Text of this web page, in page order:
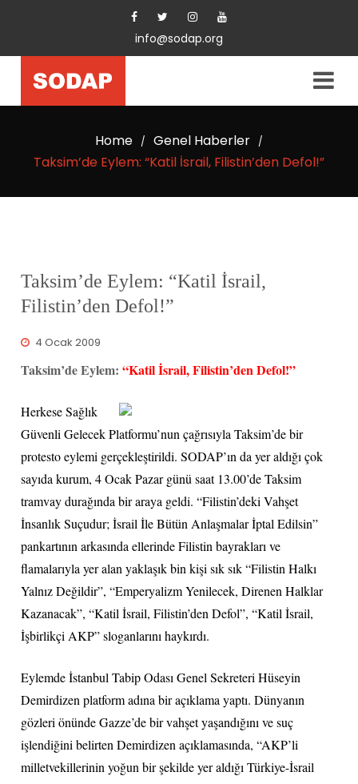
info@sodap.org
Home / Genel Haberler /
Taksim’de Eylem: “Katil İsrail, Filistin’den Defol!”
Taksim’de Eylem: “Katil İsrail,
Filistin’den Defol!”
4 Ocak 2009
Taksim’de Eylem:“Katil İsrail, Filistin’den Defol!”
Herkese Sağlık
Güvenli Gelecek Platformu’nun çağrısıyla Taksim’de bir
protesto eylemi gerçekleştirildi. SODAP’ın da yer aldığı çok
sayıda kurum, 4 Ocak Pazar günü saat 13.00’de Taksim
tramvay durağında bir araya geldi. “Filistin’deki Vahşet
İnsanlık Suçudur; İsrail İle Bütün Anlaşmalar İptal Edilsin”
pankartının arkasında ellerinde Filistin bayrakları ve
flamalarıyla yer alan yaklaşık bin kişi sık sık “Filistin Halkı
Yalnız Değildir”, “Emperyalizm Yenilecek, Direnen Halklar
Kazanacak”, “Katil İsrail, Filistin’den Defol”, “Katil İsrail,
İşbirlikçi AKP” sloganlarını haykırdı.
Eylemde İstanbul Tabip Odası Genel Sekreteri Hüseyin
Demirdizen platform adına bir açıklama yaptı. Dünyanın
gözleri önünde Gazze’de bir vahşet yaşandığını ve suç
işlendiğini belirten Demirdizen açıklamasında, “AKP’li
milletvekillerinin yoğun bir şekilde yer aldığı Türkiye-İsrail